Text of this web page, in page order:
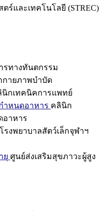
ร์และเทคโนโลยี (STREC)
รทางทันตกรรม
กายภาพบำบัด
นิกเทคนิคการแพทย์
ำหนดอาหาร คลินิก
อาหาร
โรงพยาบาลสัตว์เล็กจุฬาฯ
ยุ ศูนย์ส่งเสริมสุขภาวะผู้สูง